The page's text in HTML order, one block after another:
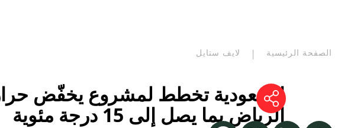
الصفحة الرئيسية لايف ستايل
السعودية تخطط لمشروع يخفّض
الرياض بما يصل إلى 15 درجة مئوية